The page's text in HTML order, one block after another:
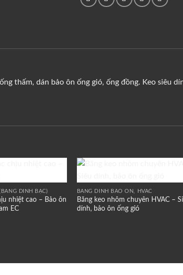
thấm, dán bảo ôn ống gió, ống đồng. Keo siêu
wishlist
DÍNH BẠC)
nhiệt cao – Bảo ôn
EC
BĂNG DÍNH BẢO ÔN, HVAC
Băng keo nhôm chuyên HVAC –
dính, bảo ôn ống gió